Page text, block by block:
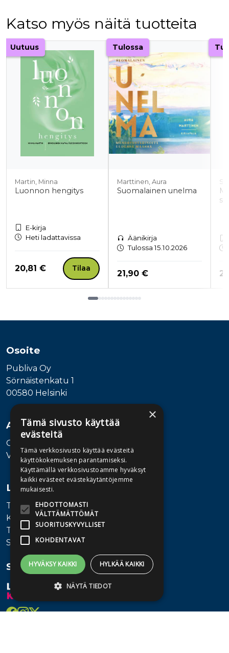
Katso myös näitä tuotteita
Tuoteluettelon alku
Uutuus
Martin, Minna
Luonnon hengitys
E-kirja
Heti ladattavissa
Hinta nyt
20,81 € Tilaa
Tulossa
Marttinen, Aura
Suomalainen unelma
Äänikirja
Tulossa 15.10.2026
Hinta nyt
21,90 €
Osoite
Publiva Oy
Sörnäistenkatu 1
00580 Helsinki
Asiakaspalvelu
Ota yhteyttä
Vaihde: 010 345100
Lisätietoa
Toimitusehdot
Käyttöohjeet
Tietosuojaseloste
Saavutettavuusseloste
Seuraa meitä
×
Tämä sivusto käyttää
evästeitä
Tämä verkkosivusto käyttää evästeitä
käyttökokemuksen parantamiseksi.
Käyttämällä verkkosivustoamme hyväksyt
kaikki evästeet evästekäytäntöjemme
mukaisesti.
EHDOTTOMASTI
VÄLTTÄMÄTTÖMÄT
SUORITUSKYVYLLISET
KOHDENTAVAT
HYVÄKSY KAIKKI HYLKÄÄ KAIKKI
NÄYTÄ TIEDOT